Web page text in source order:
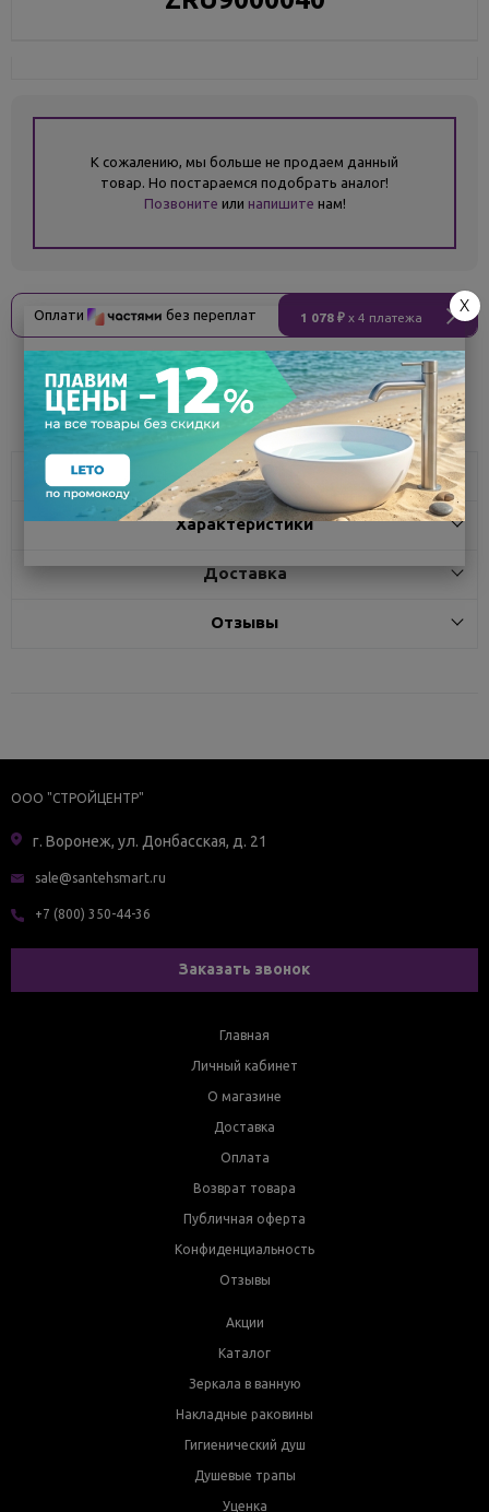
К сожалению, мы больше не продаем данный
товар. Но постараемся подобрать аналог!
Позвоните или напишите нам!
Оплати без переплат 1 078 ₽ x 4 платежа
Поделиться
Описание
Характеристики
Доставка
Отзывы
ООО "СТРОЙЦЕНТР"
г. Воронеж, ул. Донбасская, д. 21
sale@santehsmart.ru
+7 (800) 350-44-36
Заказать звонок
Главная
Личный кабинет
О магазине
Доставка
Оплата
Возврат товара
Публичная оферта
Конфиденциальность
Отзывы
Акции
Каталог
Зеркала в ванную
Накладные раковины
Гигиенический душ
Душевые трапы
Уценка
X